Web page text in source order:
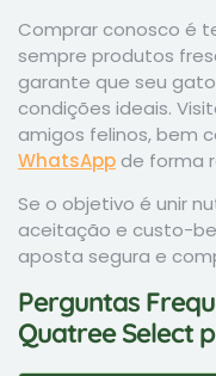
Comprar conosco é
sempre produtos
garante que seu
condições ideais.
amigos felinos, bem
WhatsApp de forma
Se o objetivo é unir
aceitação e custo-
aposta segura e
Perguntas
Quatree Select